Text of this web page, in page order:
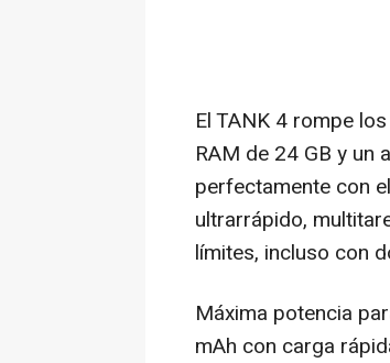
El TANK 4 rompe
RAM de 24 GB y un
perfectamente con
ultrarrápido,
límites, incluso con
Máxima potencia
mAh con carga